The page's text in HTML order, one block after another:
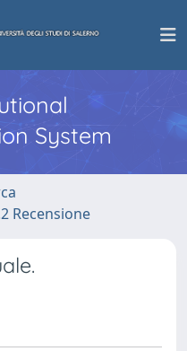
System
Recensione